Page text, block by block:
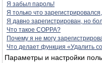
Я забыл пароль!
Я только что
Я давно зарегистрирован, но
Что такое COPPA?
Почему я не могу
Что делает функция «Удалить
Параметры и настройки